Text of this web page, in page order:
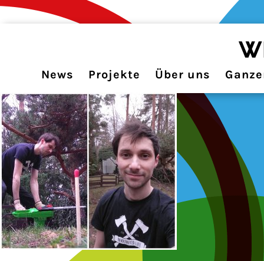
News Projekte Über uns